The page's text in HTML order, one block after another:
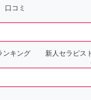
口コミ
ンキング 新人セラピス